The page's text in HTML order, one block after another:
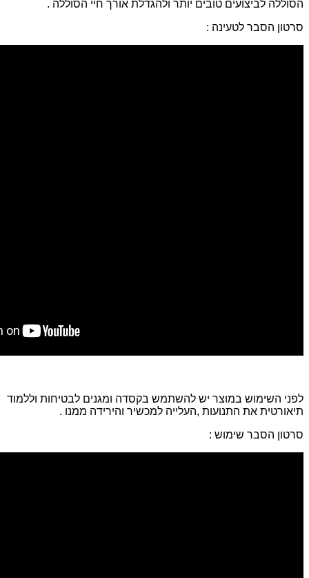
הסוללה לביצועים טובים יותר ולהגדלת אורך חיי הסוללה .
סרטון הסבר לטעינה :
לפני השימוש במוצר יש להשתמש בקסדה ומגנים לבטיחות וללמוד
תיאורטית את התנועות ,העלייה למכשיר והירידה ממנו .
סרטון הסבר שימוש :